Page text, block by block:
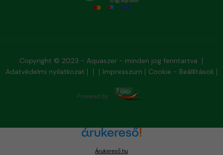
Copyright © 2023 - Aquaszer - minden jog fenntartva
Adatvédelmi nyilatkozat
Impresszum Cookie - Beállítások
Árukereső.hu